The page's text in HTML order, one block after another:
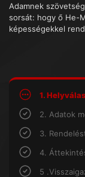
Adamnek
sorsát: hogy ő He-
képességekkel
1.
2. Adatok
3.
4.
5